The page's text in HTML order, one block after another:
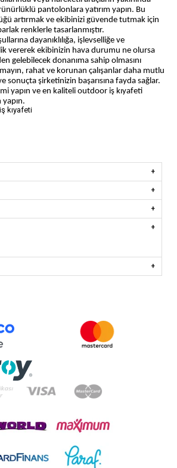
pantolonlara yatırım yapın. Bu
artırmak ve ekibinizi güvende tutmak için
renklerle tasarlanmıştır.
dayanıklılığa, işlevselliğe ve
vererek ekibinizin hava durumu ne olursa
gelebilecek donanıma sahip olmasını
rahat ve korunan çalışanlar daha mutlu
sonuçta şirketinizin başarısına fayda sağlar.
yapın ve en kaliteli outdoor iş kıyafeti
yapın.
kıyafeti